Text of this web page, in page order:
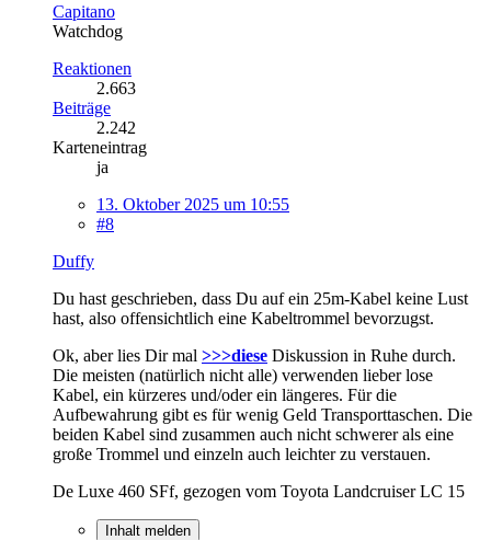
Capitano
Watchdog
Reaktionen
2.663
Beiträge
2.242
Karteneintrag
ja
13. Oktober 2025 um 10:55
#8
Duffy
Du hast geschrieben, dass Du auf ein 25m-Kabel keine Lust
hast, also offensichtlich eine Kabeltrommel bevorzugst.
Ok, aber lies Dir mal >>>diese Diskussion in Ruhe durch.
Die meisten (natürlich nicht alle) verwenden lieber lose
Kabel, ein kürzeres und/oder ein längeres. Für die
Aufbewahrung gibt es für wenig Geld Transporttaschen. Die
beiden Kabel sind zusammen auch nicht schwerer als eine
große Trommel und einzeln auch leichter zu verstauen.
De Luxe 460 SFf, gezogen vom Toyota Landcruiser LC 15
Inhalt melden